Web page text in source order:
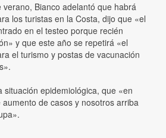
Bianco adelantó que habrá
los turistas en la Costa, dijo que «el
en el testeo porque recién
y que este año se repetirá «el
el turismo y postas de vacunación
situación epidemiológica, que «en
de casos y nosotros arriba